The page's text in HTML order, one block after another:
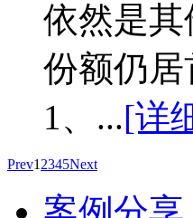
依然是
份额仍
1、...[详
Prev1 2345Next